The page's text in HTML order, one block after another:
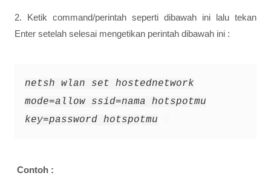
2. Ketik command/perintah seperti dibawah ini lalu tekan
Enter setelah selesai mengetikan perintah dibawah ini :
netsh wlan set hostednetwork
mode=allow ssid=nama hotspotmu
key=password hotspotmu
Contoh :